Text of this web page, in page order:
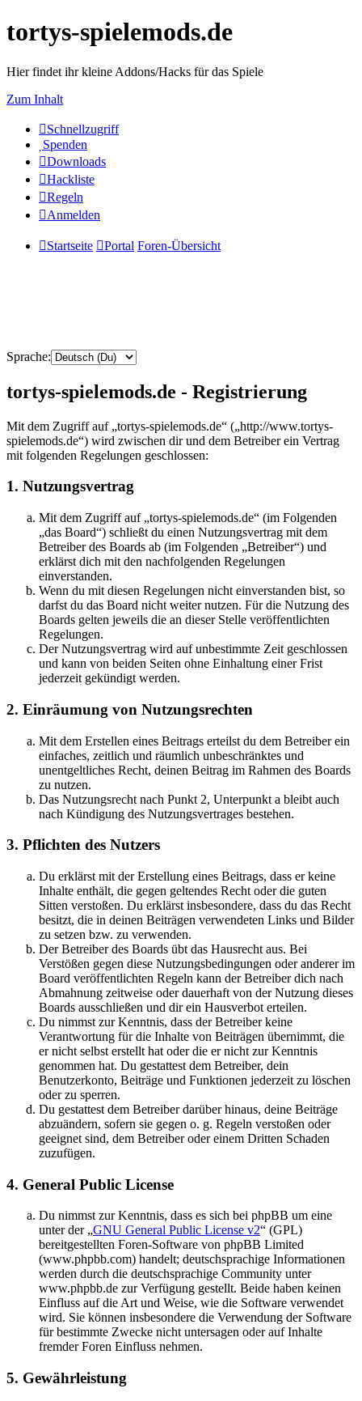
tortys-spielemods.de
Hier findet ihr kleine Addons/Hacks für das Spiele
Zum Inhalt
Schnellzugriff
Spenden
Downloads
Hackliste
Regeln
Anmelden
Startseite Portal Foren-Übersicht
Sprache:
tortys-spielemods.de - Registrierung
Mit dem Zugriff auf „tortys-spielemods.de“ („http://www.tortys-
spielemods.de“) wird zwischen dir und dem Betreiber ein Vertrag
mit folgenden Regelungen geschlossen:
1. Nutzungsvertrag
Mit dem Zugriff auf „tortys-spielemods.de“ (im Folgenden
„das Board“) schließt du einen Nutzungsvertrag mit dem
Betreiber des Boards ab (im Folgenden „Betreiber“) und
erklärst dich mit den nachfolgenden Regelungen
einverstanden.
Wenn du mit diesen Regelungen nicht einverstanden bist, so
darfst du das Board nicht weiter nutzen. Für die Nutzung des
Boards gelten jeweils die an dieser Stelle veröffentlichten
Regelungen.
Der Nutzungsvertrag wird auf unbestimmte Zeit geschlossen
und kann von beiden Seiten ohne Einhaltung einer Frist
jederzeit gekündigt werden.
2. Einräumung von Nutzungsrechten
Mit dem Erstellen eines Beitrags erteilst du dem Betreiber ein
einfaches, zeitlich und räumlich unbeschränktes und
unentgeltliches Recht, deinen Beitrag im Rahmen des Boards
zu nutzen.
Das Nutzungsrecht nach Punkt 2, Unterpunkt a bleibt auch
nach Kündigung des Nutzungsvertrages bestehen.
3. Pflichten des Nutzers
Du erklärst mit der Erstellung eines Beitrags, dass er keine
Inhalte enthält, die gegen geltendes Recht oder die guten
Sitten verstoßen. Du erklärst insbesondere, dass du das Recht
besitzt, die in deinen Beiträgen verwendeten Links und Bilder
zu setzen bzw. zu verwenden.
Der Betreiber des Boards übt das Hausrecht aus. Bei
Verstößen gegen diese Nutzungsbedingungen oder anderer im
Board veröffentlichten Regeln kann der Betreiber dich nach
Abmahnung zeitweise oder dauerhaft von der Nutzung dieses
Boards ausschließen und dir ein Hausverbot erteilen.
Du nimmst zur Kenntnis, dass der Betreiber keine
Verantwortung für die Inhalte von Beiträgen übernimmt, die
er nicht selbst erstellt hat oder die er nicht zur Kenntnis
genommen hat. Du gestattest dem Betreiber, dein
Benutzerkonto, Beiträge und Funktionen jederzeit zu löschen
oder zu sperren.
Du gestattest dem Betreiber darüber hinaus, deine Beiträge
abzuändern, sofern sie gegen o. g. Regeln verstoßen oder
geeignet sind, dem Betreiber oder einem Dritten Schaden
zuzufügen.
4. General Public License
Du nimmst zur Kenntnis, dass es sich bei phpBB um eine
unter der „GNU General Public License v2“ (GPL)
bereitgestellten Foren-Software von phpBB Limited
(www.phpbb.com) handelt; deutschsprachige Informationen
werden durch die deutschsprachige Community unter
www.phpbb.de zur Verfügung gestellt. Beide haben keinen
Einfluss auf die Art und Weise, wie die Software verwendet
wird. Sie können insbesondere die Verwendung der Software
für bestimmte Zwecke nicht untersagen oder auf Inhalte
fremder Foren Einfluss nehmen.
5. Gewährleistung